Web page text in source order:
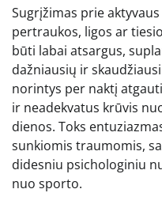
Sugrįžimas prie
pertraukos, ligos ar
būti labai atsargus,
dažniausių ir
norintys per naktį
ir neadekvatus krūvis
dienos. Toks
sunkiomis traumomis,
didesniu psichologiniu
nuo sporto.